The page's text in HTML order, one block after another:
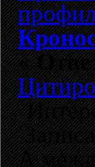
«
А